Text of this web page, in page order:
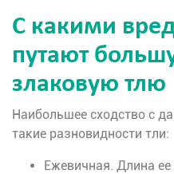
С какими
путают
злаковую тлю
Наибольшее сходство с
такие разновидности тли:
Ежевичная. Длина